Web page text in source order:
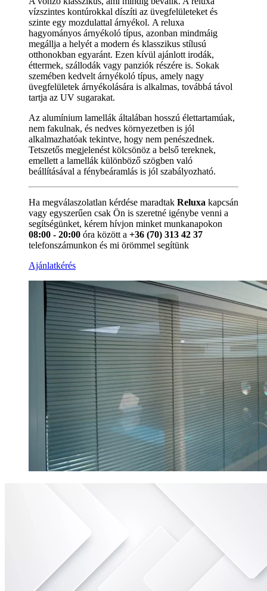
vízszintes kontúrokkal díszíti az üvegfelületeket és
szinte egy mozdulattal árnyékol. A reluxa
hagyományos árnyékoló típus, azonban mindmáig
megállja a helyét a modern és klasszikus stílusú
otthonokban egyaránt. Ezen kívül ajánlott irodák,
éttermek, szállodák vagy panziók részére is. Sokak
szemében kedvelt árnyékoló típus, amely nagy
üvegfelületek árnyékolására is alkalmas, továbbá távol
tartja az UV sugarakat.
Az alumínium lamellák általában hosszú élettartamúak,
nem fakulnak, és nedves környezetben is jól
alkalmazhatóak tekintve, hogy nem penészednek.
Tetszetős megjelenést kölcsönöz a belső tereknek,
emellett a lamellák különböző szögben való
beállításával a fénybeáramlás is jól szabályozható.
Ha megválaszolatlan kérdése maradtak Reluxa kapcsán
vagy egyszerűen csak Ön is szeretné igénybe venni a
segítségünket, kérem hívjon minket munkanapokon
08:00 - 20:00 óra között a +36 (70) 313 42 37
telefonszámunkon és mi örömmel segítünk
Ajánlatkérés